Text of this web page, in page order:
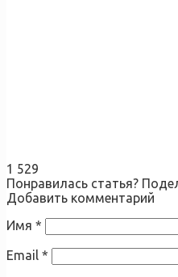
1 529
Понравилась статья?
Добавить комментарий
Имя *
Email *